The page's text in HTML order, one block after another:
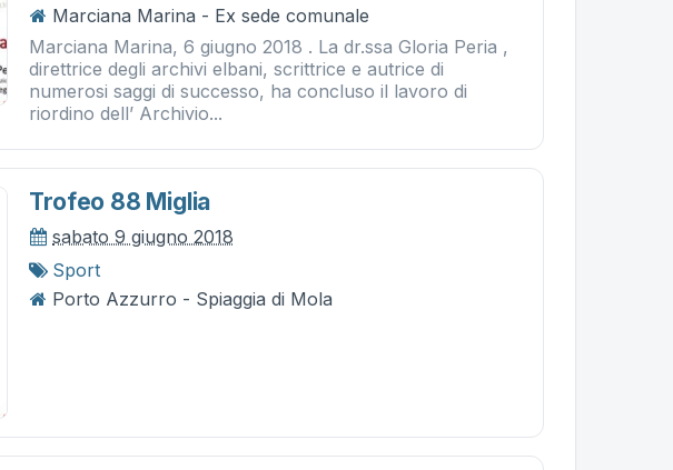
Marciana Marina - Ex sede comunale
Marciana Marina, 6 giugno 2018 . La dr.ssa Gloria Peria ,
direttrice degli archivi elbani, scrittrice e autrice di
numerosi saggi di successo, ha concluso il lavoro di
riordino dell’ Archivio...
Trofeo 88 Miglia
sabato 9 giugno 2018
Sport
Porto Azzurro - Spiaggia di Mola